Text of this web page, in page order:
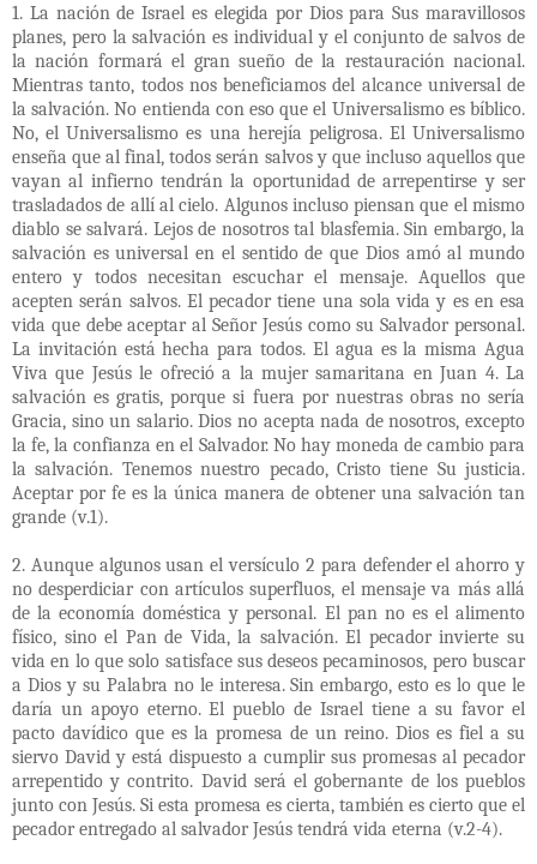
1. La nación de Israel es elegida por Dios para Sus maravillosos
planes, pero la salvación es individual y el conjunto de salvos de
la nación formará el gran sueño de la restauración nacional.
Mientras tanto, todos nos beneficiamos del alcance universal de
la salvación. No entienda con eso que el Universalismo es bíblico.
No, el Universalismo es una herejía peligrosa. El Universalismo
enseña que al final, todos serán salvos y que incluso aquellos que
vayan al infierno tendrán la oportunidad de arrepentirse y ser
trasladados de allí al cielo. Algunos incluso piensan que el mismo
diablo se salvará. Lejos de nosotros tal blasfemia. Sin embargo, la
salvación es universal en el sentido de que Dios amó al mundo
entero y todos necesitan escuchar el mensaje. Aquellos que
acepten serán salvos. El pecador tiene una sola vida y es en esa
vida que debe aceptar al Señor Jesús como su Salvador personal.
La invitación está hecha para todos. El agua es la misma Agua
Viva que Jesús le ofreció a la mujer samaritana en Juan 4. La
salvación es gratis, porque si fuera por nuestras obras no sería
Gracia, sino un salario. Dios no acepta nada de nosotros, excepto
la fe, la confianza en el Salvador. No hay moneda de cambio para
la salvación. Tenemos nuestro pecado, Cristo tiene Su justicia.
Aceptar por fe es la única manera de obtener una salvación tan
grande (v.1).
2. Aunque algunos usan el versículo 2 para defender el ahorro y
no desperdiciar con artículos superfluos, el mensaje va más allá
de la economía doméstica y personal. El pan no es el alimento
físico, sino el Pan de Vida, la salvación. El pecador invierte su
vida en lo que solo satisface sus deseos pecaminosos, pero buscar
a Dios y su Palabra no le interesa. Sin embargo, esto es lo que le
daría un apoyo eterno. El pueblo de Israel tiene a su favor el
pacto davídico que es la promesa de un reino. Dios es fiel a su
siervo David y está dispuesto a cumplir sus promesas al pecador
arrepentido y contrito. David será el gobernante de los pueblos
junto con Jesús. Si esta promesa es cierta, también es cierto que el
pecador entregado al salvador Jesús tendrá vida eterna (v.2-4).